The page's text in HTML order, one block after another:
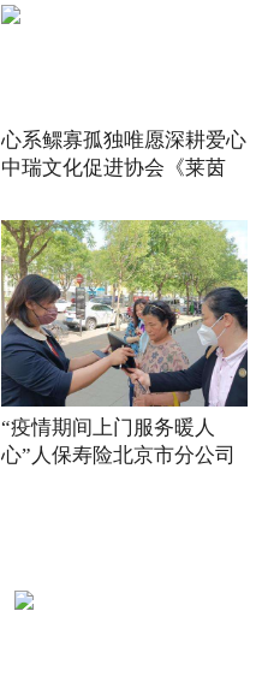
心系鳏寡孤独唯愿深耕爱心
中瑞文化促进协会《莱茵
“疫情期间上门服务暖人
心”人保寿险北京市分公司